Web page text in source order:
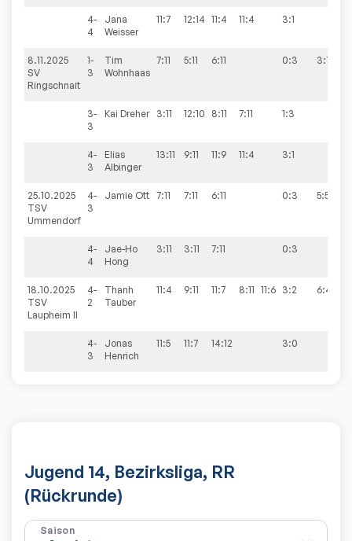
4-
4
Jana
Weisser
11:7 12:14 11:4 11:4 3:1
8.11.2025
SV
Ringschnait
1-
3
Tim
Wohnhaas
7:11 5:11 6:11 0:3 3:7
3-
3
Kai Dreher 3:11 12:10 8:11 7:11 1:3
4-
3
Elias
Albinger
13:11 9:11 11:9 11:4 3:1
25.10.2025
TSV
Ummendorf
4-
3
Jamie Ott 7:11 7:11 6:11 0:3 5:5
4-
4
Jae-Ho
Hong
3:11 3:11 7:11 0:3
18.10.2025
TSV
Laupheim II
4-
2
Thanh
Tauber
11:4 9:11 11:7 8:11 11:6 3:2 6:4
4-
3
Jonas
Henrich
11:5 11:7 14:12 3:0
Jugend 14, Bezirksliga, RR
(Rückrunde)
Saison